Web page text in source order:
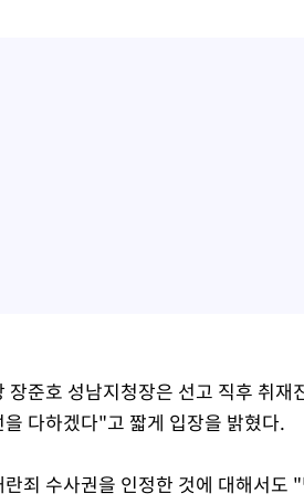
장준호 성남지청장은 선고 직후 취
다하겠다"고 짧게 입장을 밝혔다.
죄 수사권을 인정한 것에 대해서